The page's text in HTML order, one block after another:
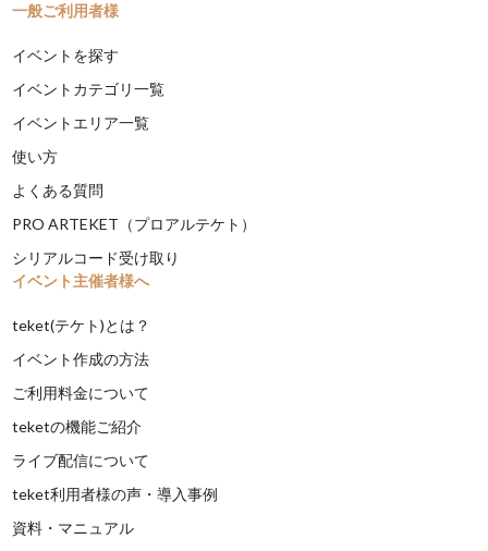
一般ご利用者様
イベントを探す
イベントカテゴリ一覧
イベントエリア一覧
使い方
よくある質問
PRO ARTEKET（プロアルテケト）
シリアルコード受け取り
イベント主催者様へ
teket(テケト)とは？
イベント作成の方法
ご利用料金について
teketの機能ご紹介
ライブ配信について
teket利用者様の声・導入事例
資料・マニュアル